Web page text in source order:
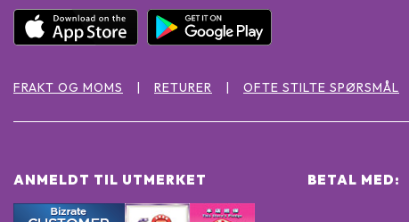
FRAKT OG MOMS RETURER OFTE STILTE SPØRSMÅL
ANMELDT TIL UTMERKET BETAL MED: